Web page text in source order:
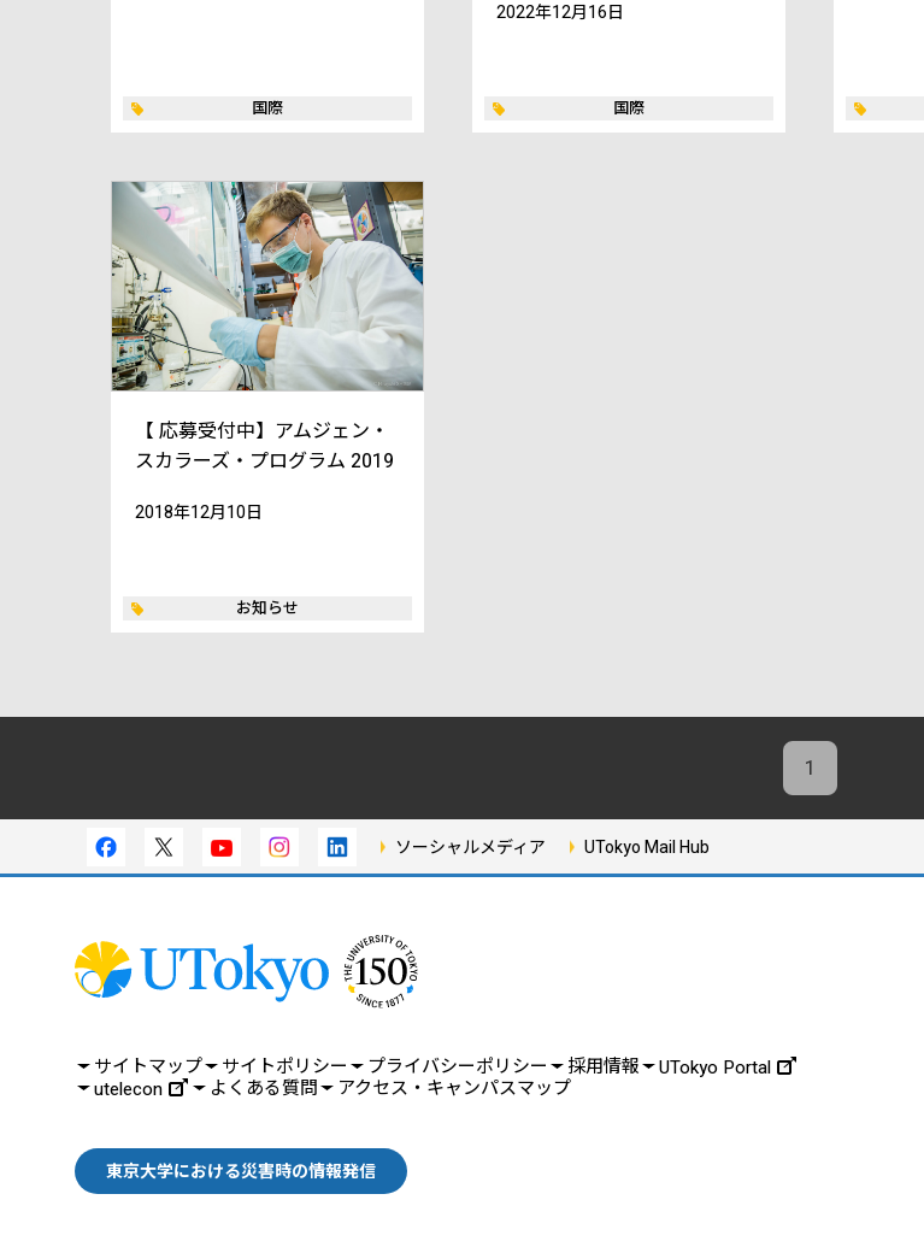
国際
2022年12月16日
国際
【 応募受付中】アムジェン・
スカラーズ・プログラム 2019
2018年12月10日
お知らせ
1
ソーシャルメディア UTokyo Mail Hub
サイトマップ サイトポリシー プライバシーポリシー 採用情報
UTokyo Portal
utelecon
よくある質問 アクセス・キャンパスマップ
東京大学における災害時の情報発信